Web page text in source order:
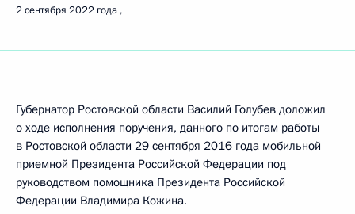
2 сентября 2022 года
Губернатор Ростовской области Василий Голубев доложил
о ходе исполнения поручения, данного по итогам работы
в Ростовской области 29 сентября 2016 года мобильной
приемной Президента Российской Федерации под
руководством помощника Президента Российской
Федерации Владимира Кожина.